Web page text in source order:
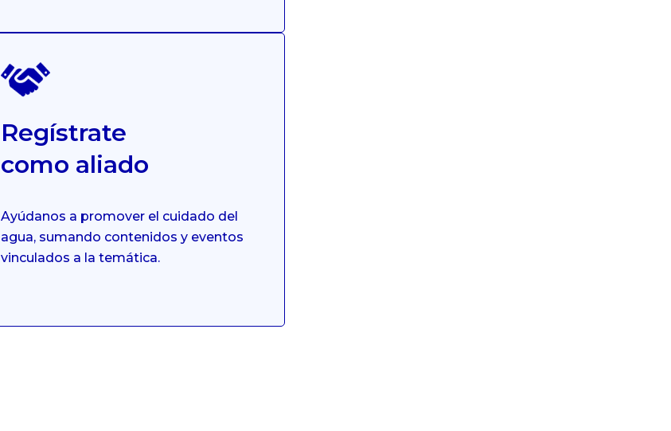
Regístrate
como aliado
Ayúdanos a promover el cuidado del
agua, sumando contenidos y eventos
vinculados a la temática.